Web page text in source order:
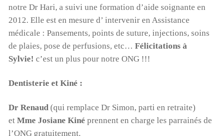
notre Dr Hari, a suivi une formation d’aide soignante en
2012. Elle est en mesure d’ intervenir en Assistance
médicale : Pansements, points de suture, injections, soins
de plaies, pose de perfusions, etc… Félicitations à
Sylvie! c’est un plus pour notre ONG !!!
Dentisterie et Kiné :
Dr Renaud(qui remplace Dr Simon, parti en retraite)
et Mme Josiane Kiné prennent en charge les parrainés de
l’ONG gratuitement.